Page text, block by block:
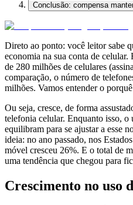
Conclusão: compensa
Direto ao ponto: você leitor sabe
economia na sua conta de
de 280 milhões de celulares
comparação, o número de
milhões. Vamos entender o
Ou seja, cresce, de forma
telefonia celular. Enquanto isso, o
equilibram para se ajustar a esse
ideia: no ano passado, nos
móvel cresceu 26%. E o total de
uma tendência que chegou para
Crescimento no uso